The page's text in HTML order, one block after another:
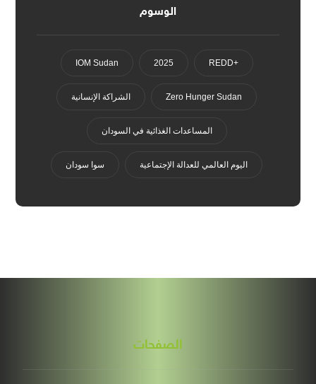
الوسوم
+REDD
2025
IOM Sudan
Zero Hunger Sudan الشراكة الإنسانية
المساعدات الغذائية في السودان
اليوم العالمي للعدالة الإجتماعية سوا سودان
الصفحات